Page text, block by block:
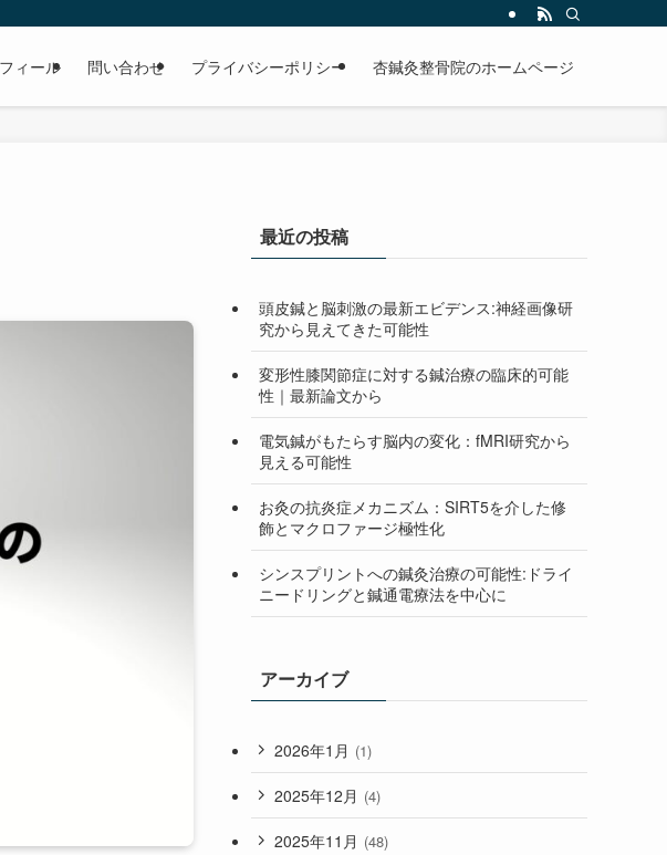
ィール 問い合わせ プライバシーポリシー 杏鍼灸整骨院のホームページ
最近の投稿
頭皮鍼と脳刺激の最新エビデンス:神経画像研
究から見えてきた可能性
変形性膝関節症に対する鍼治療の臨床的可能
性｜最新論文から
電気鍼がもたらす脳内の変化：fMRI研究から
見える可能性
お灸の抗炎症メカニズム：SIRT5を介した修
飾とマクロファージ極性化
シンスプリントへの鍼灸治療の可能性:ドライ
ニードリングと鍼通電療法を中心に
アーカイブ
2026年1月 (1)
2025年12月 (4)
2025年11月 (48)